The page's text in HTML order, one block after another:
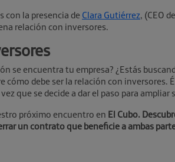
con la presencia de Clara Gutiérrez, (CEO
relación con inversores.
se encuentra tu empresa? ¿Estás
cómo debe ser la relación con inversores.
que se decide a dar el paso para ampliar
próximo encuentro en El Cubo.
un contrato que beneficie a ambas